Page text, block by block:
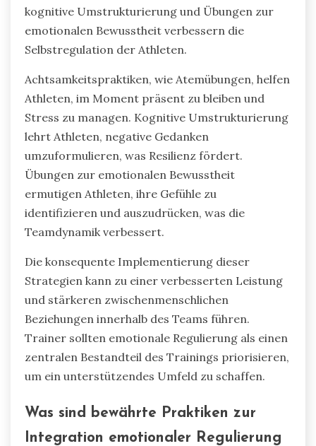
kognitive Umstrukturierung und Übungen zur
emotionalen Bewusstheit verbessern die
Selbstregulation der Athleten.
Achtsamkeitspraktiken, wie Atemübungen, helfen
Athleten, im Moment präsent zu bleiben und
Stress zu managen. Kognitive Umstrukturierung
lehrt Athleten, negative Gedanken
umzuformulieren, was Resilienz fördert.
Übungen zur emotionalen Bewusstheit
ermutigen Athleten, ihre Gefühle zu
identifizieren und auszudrücken, was die
Teamdynamik verbessert.
Die konsequente Implementierung dieser
Strategien kann zu einer verbesserten Leistung
und stärkeren zwischenmenschlichen
Beziehungen innerhalb des Teams führen.
Trainer sollten emotionale Regulierung als einen
zentralen Bestandteil des Trainings priorisieren,
um ein unterstützendes Umfeld zu schaffen.
Was sind bewährte Praktiken zur
Integration emotionaler Regulierung